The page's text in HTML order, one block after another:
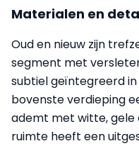
Materialen en
Oud en nieuw zijn
segment met
subtiel geïntegreerd
bovenste verdieping
ademt met witte, gele
ruimte heeft een